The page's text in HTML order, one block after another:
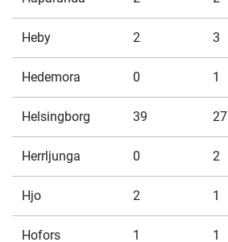
Heby 2 3
Hedemora 0 1
Helsingborg 39 27
Herrljunga 0 2
Hjo 2 1
Hofors 1 1